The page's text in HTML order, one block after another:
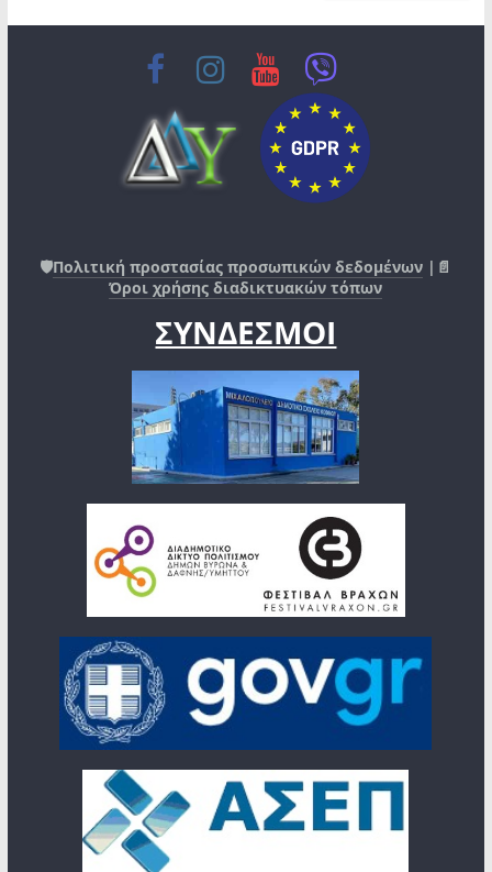
🛡️Πολιτική προστασίας προσωπικών δεδομένων |📄
Όροι χρήσης διαδικτυακών τόπων
ΣΥΝΔΕΣΜΟΙ